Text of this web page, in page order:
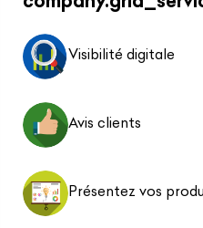
Visibilité digitale
Avis clients
Présentez vos